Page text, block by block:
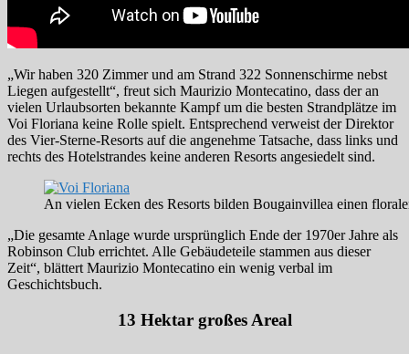
„Wir haben 320 Zimmer und am Strand 322 Sonnenschirme nebst
Liegen aufgestellt“, freut sich Maurizio Montecatino, dass der an
vielen Urlaubsorten bekannte Kampf um die besten Strandplätze im
Voi Floriana keine Rolle spielt. Entsprechend verweist der Direktor
des Vier-Sterne-Resorts auf die angenehme Tatsache, dass links und
rechts des Hotelstrandes keine anderen Resorts angesiedelt sind.
An vielen Ecken des Resorts bilden Bougainvillea einen
„Die gesamte Anlage wurde ursprünglich Ende der 1970er Jahre als
Robinson Club errichtet. Alle Gebäudeteile stammen aus dieser
Zeit“, blättert Maurizio Montecatino ein wenig verbal im
Geschichtsbuch.
13 Hektar großes Areal